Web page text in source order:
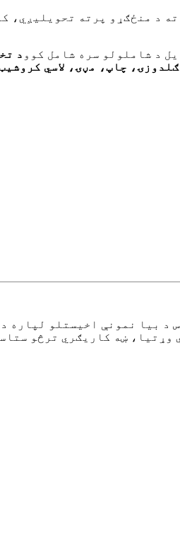
د منځګړو پرته
د شاملولو سره شامل کوو د
ګلدوزۍ، چاپ، مڼۍ، لاسي
بیا نمونې اخیستلو لپاره